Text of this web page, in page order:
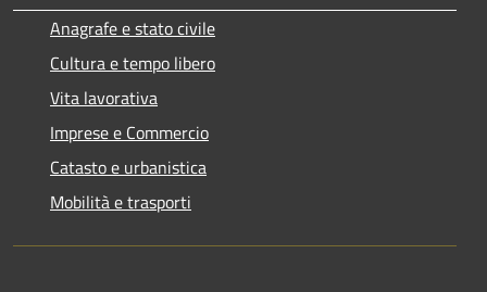
Anagrafe e stato civile
Cultura e tempo libero
Vita lavorativa
Imprese e Commercio
Catasto e urbanistica
Mobilità e trasporti